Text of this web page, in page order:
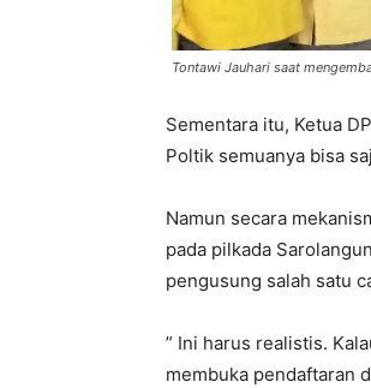
Tontawi Jauhari saat
Sementara itu, Ketua
Poltik semuanya bisa
Namun secara
pada pilkada
pengusung salah satu
” Ini harus realistis.
membuka pendaftaran